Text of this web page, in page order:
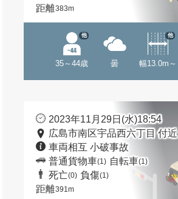
距離383m
35～44歳
他
曇 幅13.0m～
他
2023年11月29日(水)18:54
広島市南区宇品西六丁目 付近
車両相互 小破事故
普通貨物車(1) 自転車(1)
死亡(0) 負傷(1)
距離391m